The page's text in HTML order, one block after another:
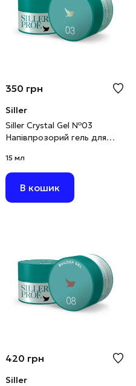
350 грн
Siller
Siller Crystal Gel №03
Напівпрозорий гель для
блискітками, 15 мл
15 мл
В кошик
420 грн
Siller